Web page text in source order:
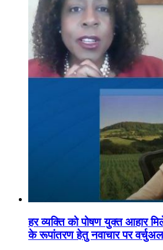
हर व्यक्ति को पोषण युक्त आहार
के रूपांतरण हेतु नवाचार पर